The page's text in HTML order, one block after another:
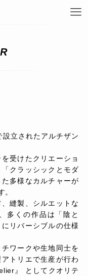
立されたアルチザン
受けたクリエーショ
クラッシックとモダ
多様なカルチャーが
。
縫製、シルエットな
多くの作品は「陰と
リバーシブルの仕様
ワークや生地同士を
トリエで生産が行わ
』 としてクオリテ